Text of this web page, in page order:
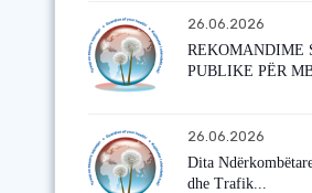
26.06.2026
REKOMANDIME
PUBLIKE PËR
26.06.2026
Dita
dhe Trafik...